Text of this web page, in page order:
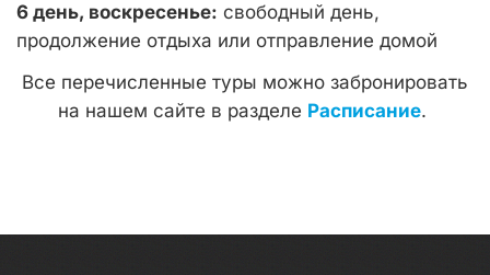
6 день, воскресенье: свободный день,
продолжение отдыха или отправление домой
Все перечисленные туры можно забронировать
на нашем сайте в разделе Расписание.